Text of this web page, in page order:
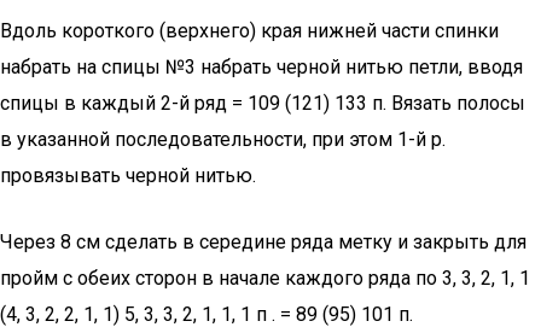
Вдоль короткого (верхнего) края нижней части спинки
набрать на спицы №3 набрать черной нитью петли, вводя
спицы в каждый 2-й ряд = 109 (121) 133 п. Вязать полосы
в указанной последовательности, при этом 1-й р.
провязывать черной нитью.
Через 8 см сделать в середине ряда метку и закрыть для
пройм с обеих сторон в начале каждого ряда по 3, 3, 2, 1, 1
(4, 3, 2, 2, 1, 1) 5, 3, 3, 2, 1, 1, 1 п . = 89 (95) 101 п.